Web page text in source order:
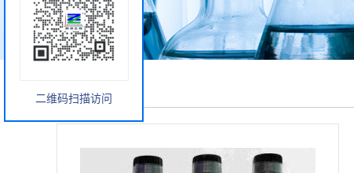
产品展厅
二维码扫描访问